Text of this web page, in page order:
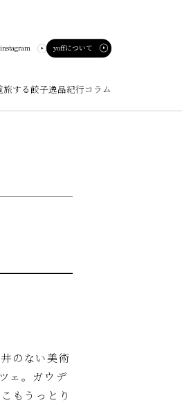
yoffについて
旅する餃子逸品紀行コラム
のない美術
ェ。ガウデ
もうっとり